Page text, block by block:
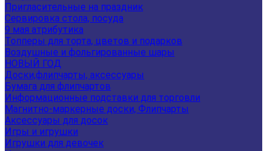
Пригласительные на праздник
Сервировка стола, посуда
9 мая атрибутика
Топперы для торта, цветов и подарков
Воздушные и фольгированные шары
НОВЫЙ ГОД
Доски,флипчарты, аксессуары
Бумага для флипчартов
Информационные подставки для торговли
Магнитно-маркерные доски, Флипчарты
Аксессуары для досок
Игры и игрушки
Игрушки для девочек